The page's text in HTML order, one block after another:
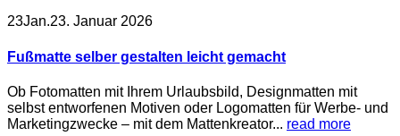
23Jan.23. Januar 2026
Fußmatte selber gestalten leicht gemacht
Ob Fotomatten mit Ihrem Urlaubsbild, Designmatten mit
selbst entworfenen Motiven oder Logomatten für Werbe- und
Marketingzwecke – mit dem Mattenkreator... read more